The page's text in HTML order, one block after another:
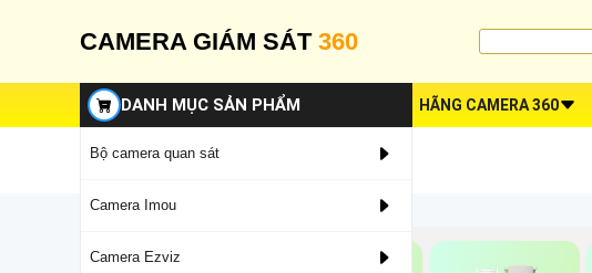
CAMERA GIÁM SÁT 360
DANH MỤC SẢN PHẨM
Bộ camera quan sát
Camera Imou
Camera Ezviz
HÃNG CAMERA 360